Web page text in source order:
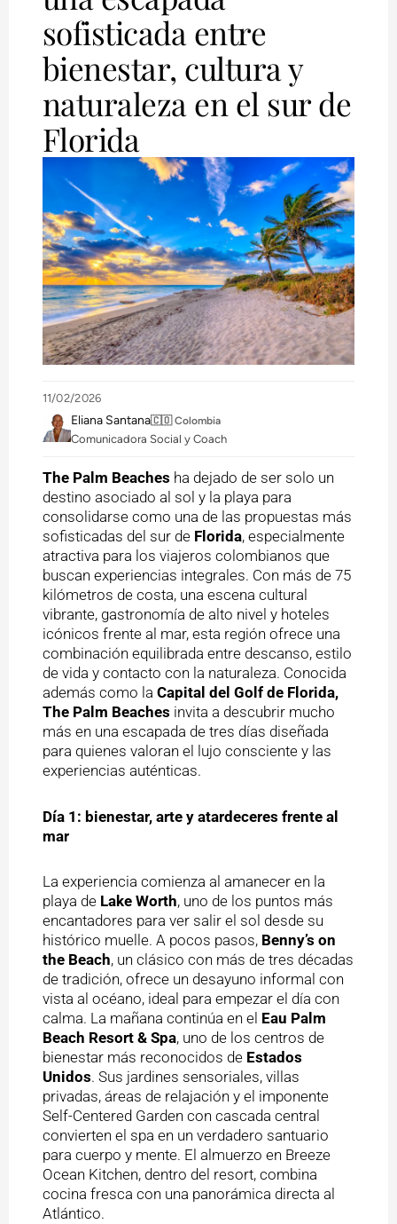
sofisticada entre
bienestar, cultura y
naturaleza en el sur de
Florida
11/02/2026
Eliana Santana🇨🇴 Colombia
Comunicadora Social y Coach
The Palm Beaches ha dejado de ser solo un
destino asociado al sol y la playa para
consolidarse como una de las propuestas más
sofisticadas del sur de Florida, especialmente
atractiva para los viajeros colombianos que
buscan experiencias integrales. Con más de 75
kilómetros de costa, una escena cultural
vibrante, gastronomía de alto nivel y hoteles
icónicos frente al mar, esta región ofrece una
combinación equilibrada entre descanso, estilo
de vida y contacto con la naturaleza. Conocida
además como la Capital del Golf de Florida,
The Palm Beaches invita a descubrir mucho
más en una escapada de tres días diseñada
para quienes valoran el lujo consciente y las
experiencias auténticas.
Día 1: bienestar, arte y atardeceres frente al
mar
La experiencia comienza al amanecer en la
playa de Lake Worth, uno de los puntos más
encantadores para ver salir el sol desde su
histórico muelle. A pocos pasos, Benny’s on
the Beach, un clásico con más de tres décadas
de tradición, ofrece un desayuno informal con
vista al océano, ideal para empezar el día con
calma. La mañana continúa en el Eau Palm
Beach Resort & Spa, uno de los centros de
bienestar más reconocidos de Estados
Unidos. Sus jardines sensoriales, villas
privadas, áreas de relajación y el imponente
Self-Centered Garden con cascada central
convierten el spa en un verdadero santuario
para cuerpo y mente. El almuerzo en Breeze
Ocean Kitchen, dentro del resort, combina
cocina fresca con una panorámica directa al
Atlántico.